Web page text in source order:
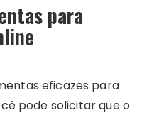
para
eficazes para
pode solicitar que o